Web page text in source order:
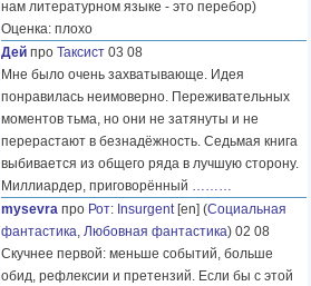
нам литературном языке - это перебор)
Оценка: плохо
Дей про Таксист 03 08
Мне было очень захватывающе. Идея
понравилась неимоверно. Переживательных
моментов тьма, но они не затянуты и не
перерастают в безнадёжность. Седьмая книга
выбивается из общего ряда в лучшую сторону.
Миллиардер, приговорённый ………
mysevra про Рот: Insurgent[en] (Социальная
фантастика, Любовная фантастика) 02 08
Скучнее первой: меньше событий, больше
обид, рефлексии и претензий. Если бы с этой